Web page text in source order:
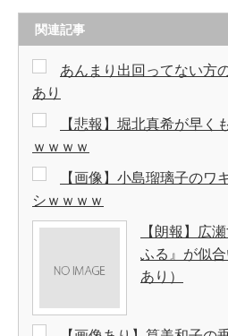
関連記事
あんまり出回ってない方
あり
【悲報】堀北真希が早く
ｗｗｗｗ
【画像】小島瑠璃子のワ
シｗｗｗｗ
【朗報】広
ふる』が似
あり）